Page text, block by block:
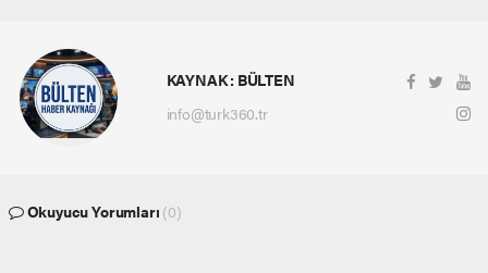
KAYNAK : BÜLTEN
info@turk360.tr
Okuyucu Yorumları (0)